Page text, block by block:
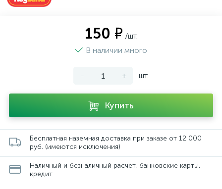
150 ₽ /шт.
В наличии много
- + шт.
Купить
Бесплатная наземная доставка при заказе от 12 000
руб. (имеются исключения)
Наличный и безналичный расчет, банковские карты,
кредит